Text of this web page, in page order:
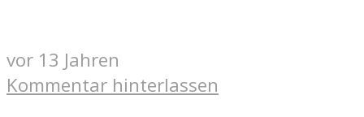
vor 13 Jahren
Kommentar hinterlassen